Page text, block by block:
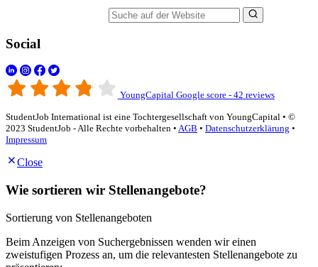
Social
YoungCapital Google score - 42 reviews
StudentJob International ist eine Tochtergesellschaft von YoungCapital • ©
2023 StudentJob - Alle Rechte vorbehalten • AGB • Datenschutzerklärung •
Impressum
Close
Wie sortieren wir Stellenangebote?
Sortierung von Stellenangeboten
Beim Anzeigen von Suchergebnissen wenden wir einen
zweistufigen Prozess an, um die relevantesten Stellenangebote zu